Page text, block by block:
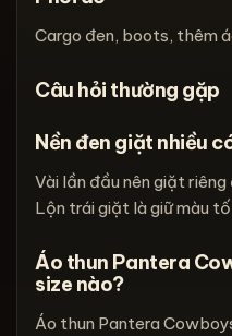
Cargo đen, boots, thêm
Câu hỏi thường gặp
Nền đen giặt nhiều
Vài lần đầu nên giặt
Lộn trái giặt là giữ màu
Áo thun Pantera
size nào?
Áo thun Pantera